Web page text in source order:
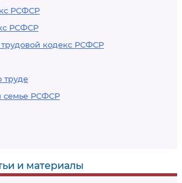
РСФСР
РСФСР
кодекс РСФСР
труде
семье РСФСР
и материалы